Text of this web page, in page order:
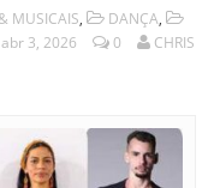
MUSICAIS, DANÇA,
abr 3, 2026 0
CHRIS